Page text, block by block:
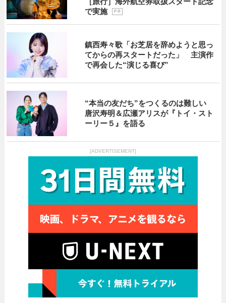
で実施
P R
鎮西寿々歌「お芝居を辞めようと思っ
てからの再スタートだった」 主演作
で再会した“演じる喜び”
“本当の友だち”をつくるのは難しい
唐沢寿明＆広瀬アリスが『トイ・スト
ーリー５』を語る
[ADVERTISEMENT]